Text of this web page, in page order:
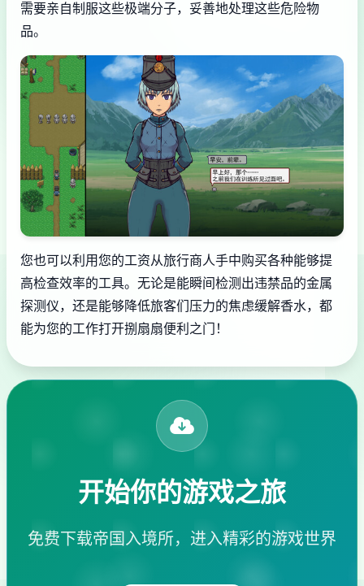
需要亲自制服这些极端分子，妥善地处理这些危险物
品。
您也可以利用您的工资从旅行商人手中购买各种能够提
高检查效率的工具。无论是能瞬间检测出违禁品的金属
探测仪，还是能够降低旅客们压力的焦虑缓解香水，都
能为您的工作打开捌扇扇便利之门！
开始你的游戏之旅
免费下载帝国入境所，进入精彩的游戏世界